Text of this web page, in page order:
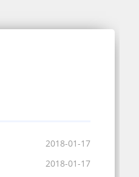
2018-01-17
2018-01-17